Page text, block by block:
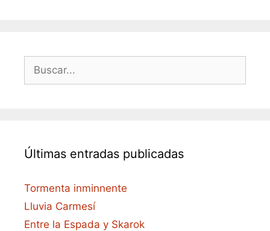
Buscar:
Últimas entradas publicadas
Tormenta inminnente
Lluvia Carmesí
Entre la Espada y Skarok